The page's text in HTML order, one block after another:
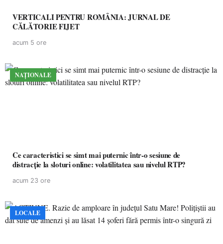
VERTICALI PENTRU ROMÂNIA: JURNAL DE
CĂLĂTORIE FIJET
acum 5 ore
NAȚIONALE
Ce caracteristici se simt mai puternic într-o sesiune de
distracție la sloturi online: volatilitatea sau nivelul RTP?
acum 23 ore
LOCALE